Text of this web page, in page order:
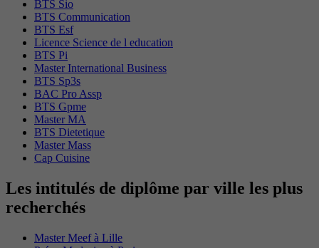
BTS Sio
BTS Communication
BTS Esf
Licence Science de l education
BTS Pi
Master International Business
BTS Sp3s
BAC Pro Assp
BTS Gpme
Master MA
BTS Dietetique
Master Mass
Cap Cuisine
Les intitulés de diplôme par ville les plus
recherchés
Master Meef à Lille